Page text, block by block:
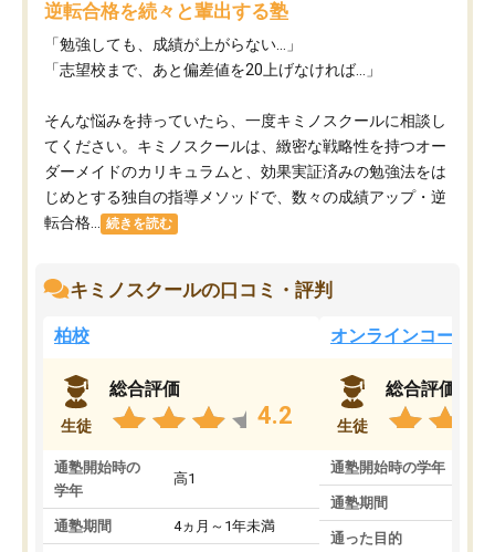
逆転合格を続々と輩出する塾
「勉強しても、成績が上がらない…」
「志望校まで、あと偏差値を20上げなければ…」
そんな悩みを持っていたら、一度キミノスクールに相談し
てください。キミノスクールは、緻密な戦略性を持つオー
ダーメイドのカリキュラムと、効果実証済みの勉強法をは
じめとする独自の指導メソッドで、数々の成績アップ・逆
転合格...
続きを読む
キミノスクールの口コミ・評判
柏校
生徒
総合評価
4.2
通塾開始時の
学年
高1
通塾期間 4ヵ月～1年未満
オンラインコース
生徒
総合評価
通塾開始時の学年
通塾期間
通った目的